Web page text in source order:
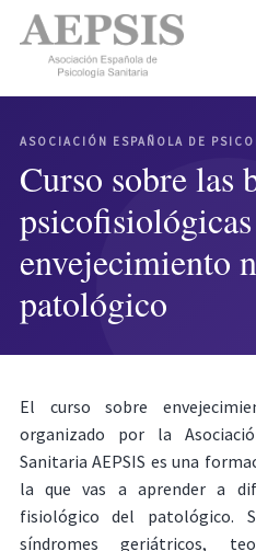
ASOCIACIÓN ESPAÑOLA DE
Curso sobre las
envejecimiento
patológico
El curso sobre
organizado por la
Sanitaria AEPSIS es una
la que vas a aprender a
fisiológico del patológico.
síndromes geriátricos,